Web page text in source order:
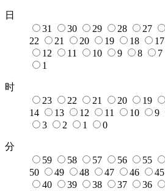
日
31
30 29 28 27
22
21 20 19 18 17
12
11 10 9 8 7
1
时
23
22 21 20 19
14
13 12 11 10 9
3
2 1 0
分
59
58 57 56 55
50
49 48 47 46 45
40
39 38 37 36